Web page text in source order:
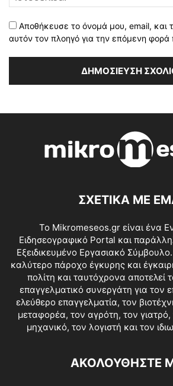
Αποθήκευσε το όνομά μου, email, και
αυτόν τον πλοηγό για την επόμενη
ΣΧΕΤΙΚΑ ΜΕ
Το Mikromeseos.gr είναι ένα
Ειδησεογραφικό Portal και
Εξειδικευμένο Εργασιακό Σύμβουλο.
καλύτερο πάροχο έγκυρης και
πολίτη και ταυτόχρονα αποτελεί
επαγγελματικό συνεργάτη για τον
ελεύθερο επαγγελματία, τον
μεταφορέα, τον αγρότη, τον γιατρό,
μηχανικό, τον λογιστή και τον
ΑΚΟΛΟΥΘΗΣΤΕ